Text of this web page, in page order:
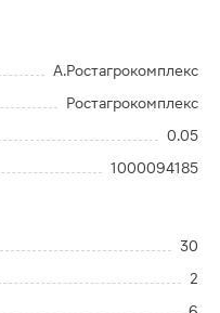
А.Ростагрокомплекс
Ростагрокомплекс
0.05
1000094185
30
2